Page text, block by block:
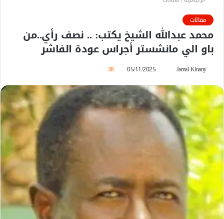
مقالات
محمد عبدالله الشيخ يكتب: .. نصف رأي..من
باو الي مانشستر أجراس عودة الفاشر
Jamal Kinany
س
ل
ب
ي
إ
ل
ك
ت
05/11/2025
38